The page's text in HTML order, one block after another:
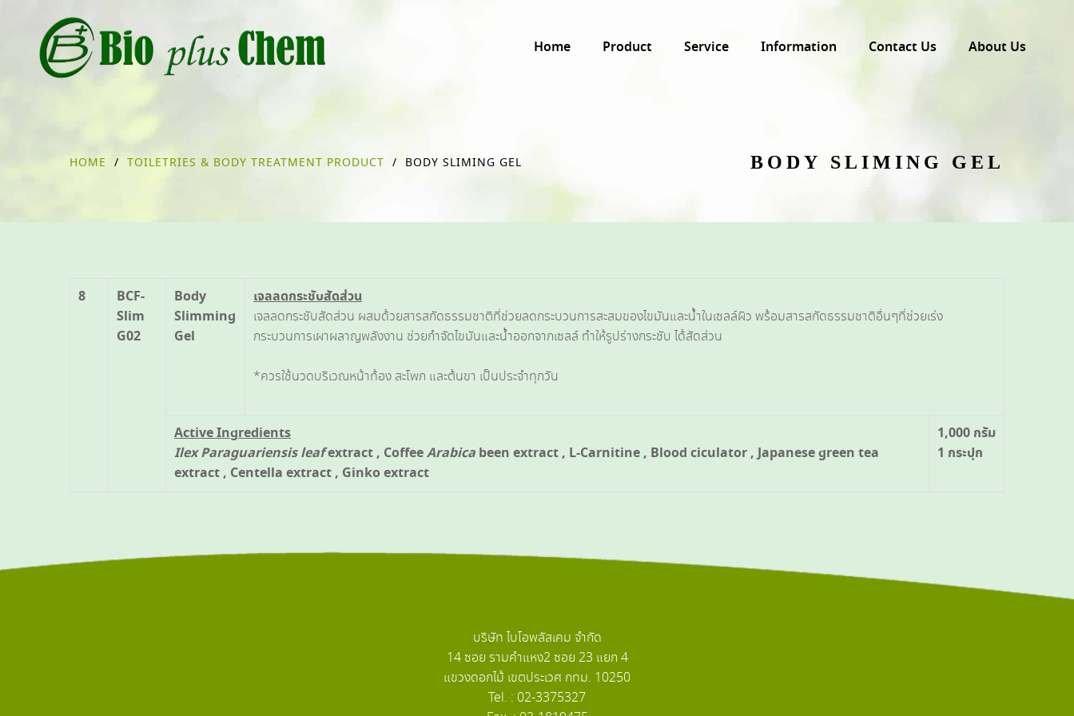
Home Product Service Information Contact Us About Us
HOME / TOILETRIES & BODY TREATMENT PRODUCT / BODY SLIMING GEL BODY SLIMING GEL
8
BCF-
Slim
G02
Body
Slimming
Gel
เจลลดกระชับสัดส่วน
เจลลดกระชับสัดส่วน ผสมด้วยสารสกัดธรรมชาติที่ช่วยลดกระบวนการสะสมของไขมันและน้ำในเซลล์ผิว พร้อมสารสกัดธรรมชาติอื่นๆที่ช่วยเร่ง
กระบวนการเผาผลาญพลังงาน ช่วยกำจัดไขมันและน้ำออกจากเซลล์ ทำให้รูปร่างกระชับ ได้สัดส่วน
*ควรใช้นวดบริเวณหน้าท้อง สะโพก และต้นขา เป็นประจำทุกวัน
Active Ingredients
Ilex Paraguariensis leafextract , CoffeeArabica been extract , L-Carnitine , Blood ciculator , Japanese green tea
extract , Centella extract , Ginko extract
1,000 กรัม
1 กระปุก
บริษัท ไบโอพลัสเคม จำกัด
14 ซอย รามคำแหง2 ซอย 23 แยก 4
แขวงดอกไม้ เขตประเวศ กทม. 10250
Tel. : 02-3375327